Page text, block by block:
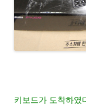
키보드가 도착하였